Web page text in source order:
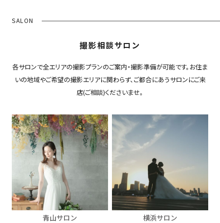
SALON
撮影相談サロン
各サロンで全エリアの撮影プランのご案内・撮影準備が可能です。お住ま
いの地域やご希望の撮影エリアに関わらず、ご都合にあうサロンにご来
店(ご相談)くださいませ。
青山サロン 横浜サロン